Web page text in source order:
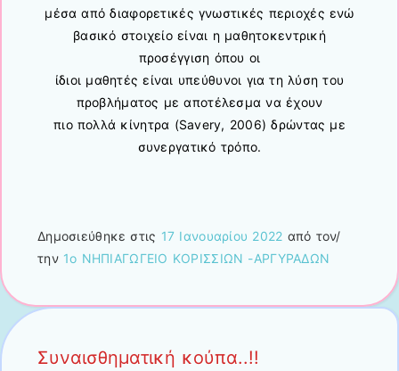
μέσα από διαφορετικές γνωστικές περιοχές ενώ
βασικό στοιχείο είναι η μαθητοκεντρική
προσέγγιση όπου οι
ίδιοι μαθητές είναι υπεύθυνοι για τη λύση του
προβλήματος με αποτέλεσμα να έχουν
πιο πολλά κίνητρα (Savery, 2006) δρώντας με
συνεργατικό τρόπο.
Δημοσιεύθηκε στις 17 Ιανουαρίου 2022 από τον/
την 1ο ΝΗΠΙΑΓΩΓΕΙΟ ΚΟΡΙΣΣΙΩΝ -ΑΡΓΥΡΑΔΩΝ
Συναισθηματική κούπα..!!